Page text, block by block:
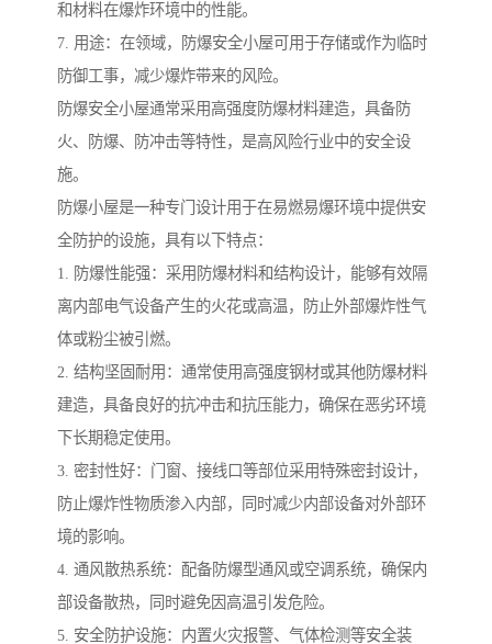
和材料在爆炸环境中的性能。
7. 用途：在领域，防爆安全小屋可用于存储或作为临时
防御工事，减少爆炸带来的风险。
防爆安全小屋通常采用高强度防爆材料建造，具备防
火、防爆、防冲击等特性，是高风险行业中的安全设
施。
防爆小屋是一种专门设计用于在易燃易爆环境中提供安
全防护的设施，具有以下特点：
1. 防爆性能强：采用防爆材料和结构设计，能够有效隔
离内部电气设备产生的火花或高温，防止外部爆炸性气
体或粉尘被引燃。
2. 结构坚固耐用：通常使用高强度钢材或其他防爆材料
建造，具备良好的抗冲击和抗压能力，确保在恶劣环境
下长期稳定使用。
3. 密封性好：门窗、接线口等部位采用特殊密封设计，
防止爆炸性物质渗入内部，同时减少内部设备对外部环
境的影响。
4. 通风散热系统：配备防爆型通风或空调系统，确保内
部设备散热，同时避免因高温引发危险。
5. 安全防护设施：内置火灾报警、气体检测等安全装